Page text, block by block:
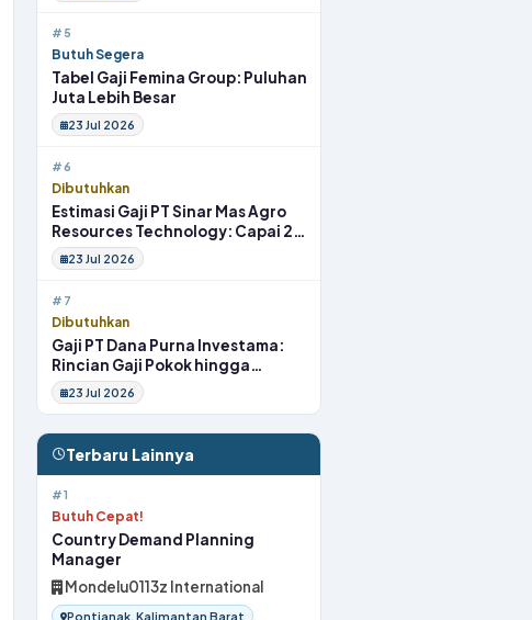
#5
Butuh Segera
Tabel Gaji Femina Group: Puluhan
Juta Lebih Besar
23 Jul 2026
#6
Dibutuhkan
Estimasi Gaji PT Sinar Mas Agro
Resources Technology: Capai 20
Juta Full Benefit
23 Jul 2026
#7
Dibutuhkan
Gaji PT Dana Purna Investama:
Rincian Gaji Pokok hingga
Fasilitas
23 Jul 2026
Terbaru Lainnya
#1
Butuh Cepat!
Country Demand Planning
Manager
Mondelu0113z International
Pontianak, Kalimantan Barat